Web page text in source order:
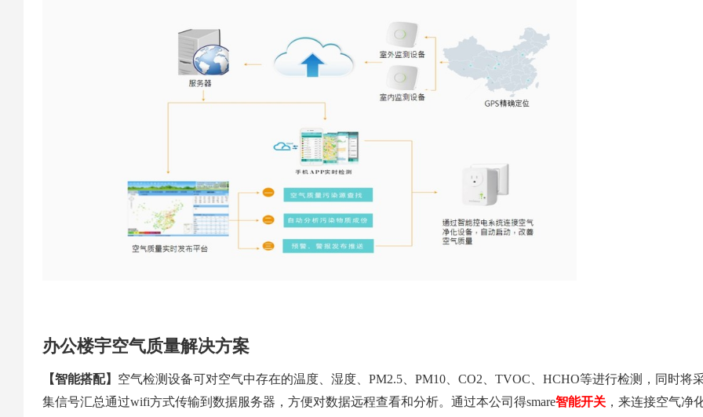
办公楼宇空气质量解决方案
【智能搭配】 空气检测设备可对空气中存在的温度、湿度、PM2.5、PM10、CO2、TVOC、HCHO等进行检测，同时将
集信号汇总通过wifi方式传输到数据服务器，方便对数据远程查看和分析。通过本公司得smare智能开关 ，来连接空气净